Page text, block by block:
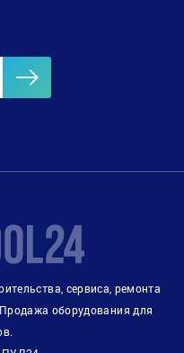
сервиса, ремонта
оборудования для